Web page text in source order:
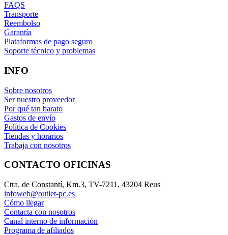
FAQS
Transporte
Reembolso
Garantía
Plataformas de pago seguro
Soporte técnico y problemas
INFO
Sobre nosotros
Ser nuestro proveedor
Por qué tan barato
Gastos de envío
Política de Cookies
Tiendas y horarios
Trabaja con nosotros
CONTACTO OFICINAS
Ctra. de Constantí, Km.3, TV-7211, 43204 Reus
infoweb@outlet-pc.es
Cómo llegar
Contacta con nosotros
Canal interno de información
Programa de afiliados